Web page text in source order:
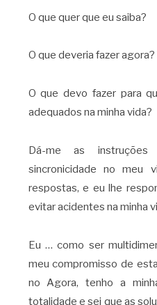
O que quer que eu saiba?
O que deveria fazer
O que devo fazer para
adequados na minha vida?
Dá-me as
sincronicidade no meu
respostas, e eu lhe
evitar acidentes na minha
Eu … como ser
meu compromisso de
no Agora, tenho a
totalidade e sei que as